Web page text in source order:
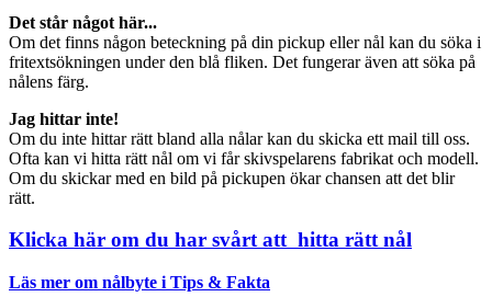
Det står något här...
Om det finns någon beteckning på din pickup eller nål kan du söka i
fritextsökningen under den blå fliken. Det fungerar även att söka på
nålens färg.
Jag hittar inte!
Om du inte hittar rätt bland alla nålar kan du skicka ett mail till oss.
Ofta kan vi hitta rätt nål om vi får skivspelarens fabrikat och modell.
Om du skickar med en bild på pickupen ökar chansen att det blir
rätt.
Klicka här om du har svårt att hitta rätt nål
Läs mer om nålbyte i Tips & Fakta